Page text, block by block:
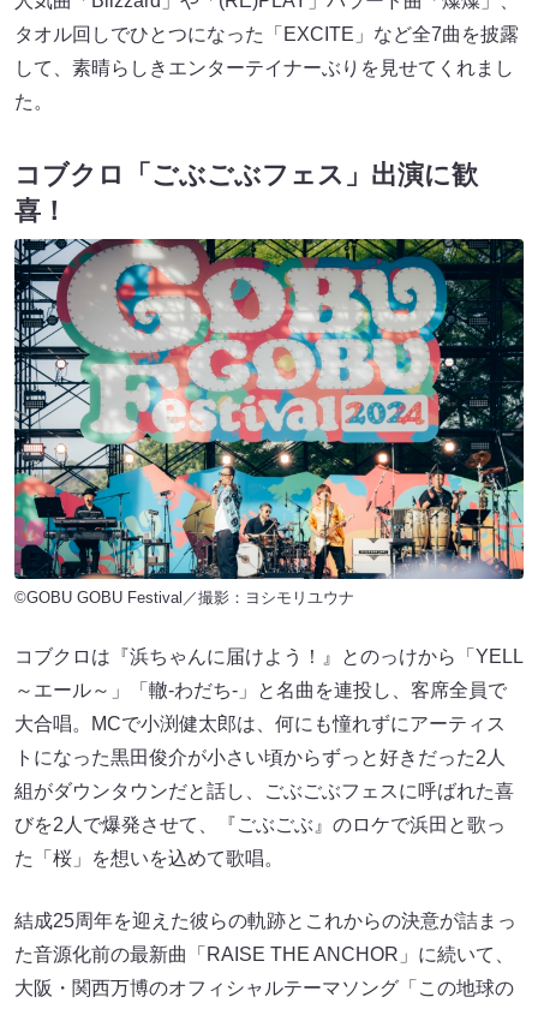
タオル回しでひとつになった「EXCITE」など全7曲を披露
して、素晴らしきエンターテイナーぶりを見せてくれまし
た。
コブクロ「ごぶごぶフェス」出演に歓
喜！
©GOBU GOBU Festival／撮影：ヨシモリユウナ
コブクロは『浜ちゃんに届けよう！』とのっけから「YELL
～エール～」「轍-わだち-」と名曲を連投し、客席全員で
大合唱。MCで小渕健太郎は、何にも憧れずにアーティス
トになった黒田俊介が小さい頃からずっと好きだった2人
組がダウンタウンだと話し、ごぶごぶフェスに呼ばれた喜
びを2人で爆発させて、『ごぶごぶ』のロケで浜田と歌っ
た「桜」を想いを込めて歌唱。
結成25周年を迎えた彼らの軌跡とこれからの決意が詰まっ
た音源化前の最新曲「RAISE THE ANCHOR」に続いて、
大阪・関西万博のオフィシャルテーマソング「この地球の